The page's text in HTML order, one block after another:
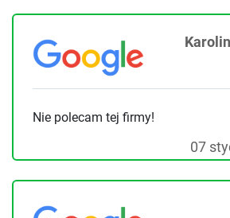
Nie polecam tej firmy!
07